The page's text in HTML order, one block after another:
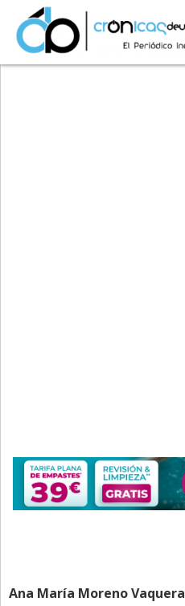
Ana María Moreno Vaquera